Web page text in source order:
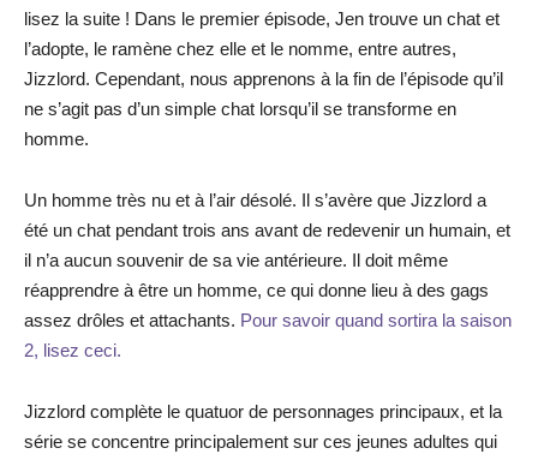
lisez la suite ! Dans le premier épisode, Jen trouve un chat et
l’adopte, le ramène chez elle et le nomme, entre autres,
Jizzlord. Cependant, nous apprenons à la fin de l’épisode qu’il
ne s’agit pas d’un simple chat lorsqu’il se transforme en
homme.
Un homme très nu et à l’air désolé. Il s’avère que Jizzlord a
été un chat pendant trois ans avant de redevenir un humain, et
il n’a aucun souvenir de sa vie antérieure. Il doit même
réapprendre à être un homme, ce qui donne lieu à des gags
assez drôles et attachants. Pour savoir quand sortira la saison
2, lisez ceci.
Jizzlord complète le quatuor de personnages principaux, et la
série se concentre principalement sur ces jeunes adultes qui